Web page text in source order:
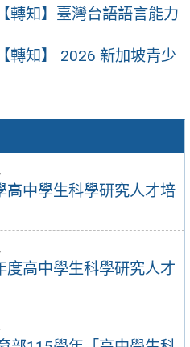
中學生科學研究人才培
度高中學生科學研究人才
【轉知】臺灣台語語言能力
【轉知】 2026 新加坡青少